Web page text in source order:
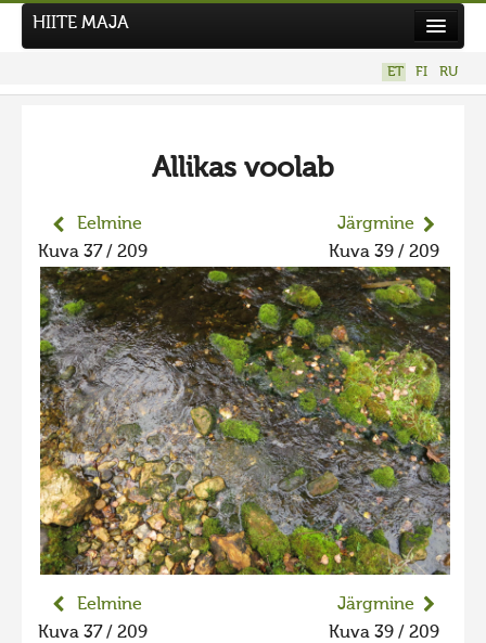
Uudised
Tegutse
Kuvavõistlused
UUS KUVAVÕISTLUS
Hiite kuvavõistlus 2026
VANEMAD KUVAVÕISTLUSED
Hiite kuvavõistlus 2025
Hiite kuvavõistlus 2025 lisa
Liikuvad kuvad 2025
Hiite kuvavõistlus 2024
Liikuvad kuvad 2024
HIITE MAJA
ET FI RU
Allikas voolab
Eelmine
Kuva 37 / 209
Järgmine
Kuva 39 / 209
Eelmine
Kuva 37 / 209
Järgmine
Kuva 39 / 209